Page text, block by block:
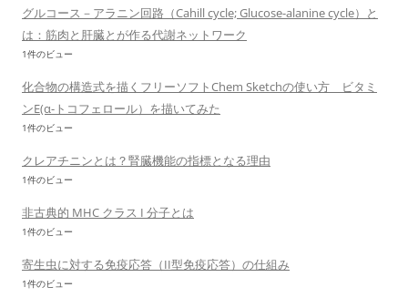
グルコース－アラニン回路（Cahill cycle; Glucose-alanine cycle）と
は：筋肉と肝臓とが作る代謝ネットワーク
1件のビュー
化合物の構造式を描くフリーソフトChem Sketchの使い方 ビタミ
ンE(α-トコフェロール）を描いてみた
1件のビュー
クレアチニンとは？腎臓機能の指標となる理由
1件のビュー
非古典的 MHC クラス I 分子とは
1件のビュー
寄生虫に対する免疫応答（II型免疫応答）の仕組み
1件のビュー